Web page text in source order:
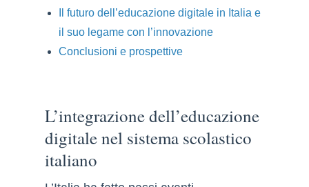
Il futuro dell’educazione digitale in Italia e
il suo legame con l’innovazione
Conclusioni e prospettive
L’integrazione dell’educazione
digitale nel sistema scolastico
italiano